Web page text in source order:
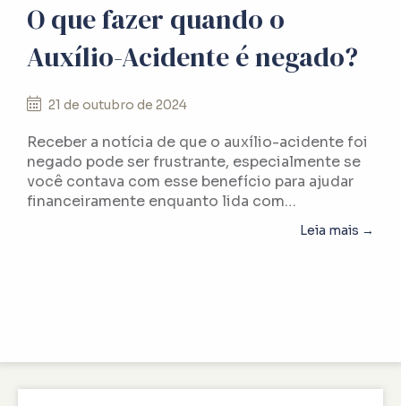
O que fazer quando o
Auxílio-Acidente é negado?
21 de outubro de 2024
Receber a notícia de que o auxílio-acidente foi
negado pode ser frustrante, especialmente se
você contava com esse benefício para ajudar
financeiramente enquanto lida com…
Leia mais →